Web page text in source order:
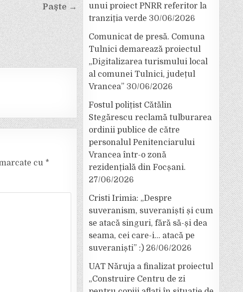
Paște →
cu *
unui proiect PNRR referitor la
tranziția verde 30/06/2026
Comunicat de presă. Comuna
Tulnici demarează proiectul
„Digitalizarea turismului local
al comunei Tulnici, județul
Vrancea” 30/06/2026
Fostul polițist Cătălin
Stegărescu reclamă tulburarea
ordinii publice de către
personalul Penitenciarului
Vrancea într-o zonă
rezidențială din Focșani.
27/06/2026
Cristi Irimia: „Despre
suveranism, suveraniști și cum
se atacă singuri, fără să-și dea
seama, cei care-i… atacă pe
suveraniști” :) 26/06/2026
UAT Năruja a finalizat proiectul
„Construire Centru de zi